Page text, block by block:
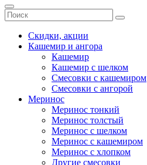
Скидки, акции
Кашемир и ангора
Кашемир
Кашемир с шелком
Смесовки с кашемиром
Смесовки с ангорой
Меринос
Меринос тонкий
Меринос толстый
Меринос с шелком
Меринос с кашемиром
Меринос с хлопком
Другие смесовки